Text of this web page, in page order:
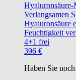
Hyaluronsäure-
Verlangsamen
Hyaluronsäure
Feuchtigkeit
4+1 frei
396 €
Haben Sie